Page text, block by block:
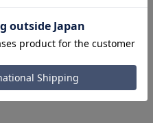
股上:28cm 股下:75cm
股上:28.5cm 股下:75cm
股上:29cm 股下:75cm